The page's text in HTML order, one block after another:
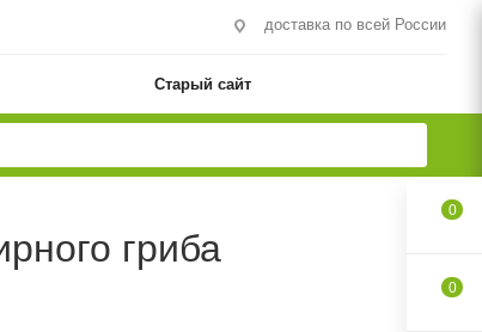
доставка по всей России
Старый сайт
гриба
0
0